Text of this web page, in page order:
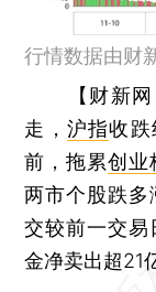
行情数据由财
【财新网
走， 沪指收跌
前，拖累创业
两市个股跌
交较前一交
金净卖出超21